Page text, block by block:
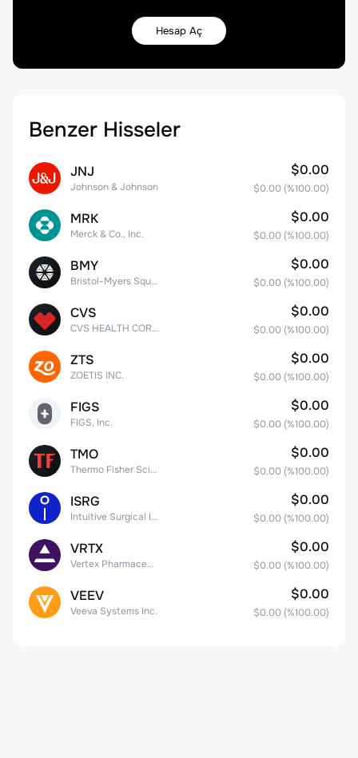
Hesap Aç
Benzer Hisseler
JNJ
Johnson & Johnson
$0.00
$0.00 (%100.00)
MRK
Merck & Co., Inc.
$0.00
$0.00 (%100.00)
BMY
Bristol-Myers Squibb Co.
$0.00
$0.00 (%100.00)
CVS
CVS HEALTH CORPORATION
$0.00
$0.00 (%100.00)
ZTS
ZOETIS INC.
$0.00
$0.00 (%100.00)
FIGS
FIGS, Inc.
$0.00
$0.00 (%100.00)
TMO
Thermo Fisher Scientific, Inc.
$0.00
$0.00 (%100.00)
ISRG
Intuitive Surgical Inc.
$0.00
$0.00 (%100.00)
VRTX
Vertex Pharmaceuticals Inc
$0.00
$0.00 (%100.00)
VEEV
Veeva Systems Inc.
$0.00
$0.00 (%100.00)